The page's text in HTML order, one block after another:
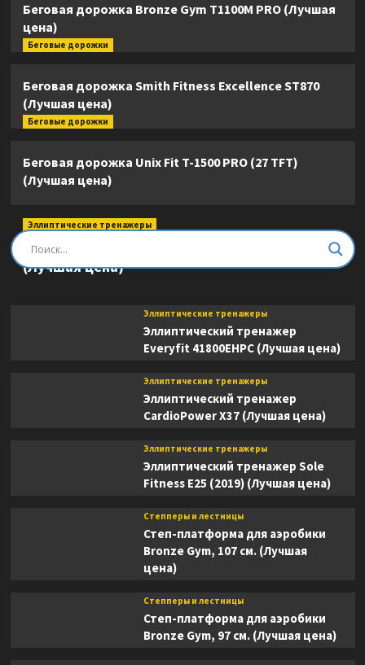
Беговая дорожка Bronze Gym T1100M PRO (Лучшая
цена)
Беговые дорожки
Беговая дорожка Smith Fitness Excellence ST870
(Лучшая цена)
Беговые дорожки
Беговая дорожка Unix Fit T-1500 PRO (27 TFT)
(Лучшая цена)
Эллиптические тренажеры
Эллиптический тренажер DFC E8745T
(Лучшая цена)
Эллиптические тренажеры
Эллиптический тренажер
Everyfit 41800EHPC (Лучшая цена)
Эллиптические тренажеры
Эллиптический тренажер
CardioPower X37 (Лучшая цена)
Эллиптические тренажеры
Эллиптический тренажер Sole
Fitness E25 (2019) (Лучшая цена)
Степперы и лестницы
Степ-платформа для аэробики
Bronze Gym, 107 см. (Лучшая
цена)
Степперы и лестницы
Степ-платформа для аэробики
Bronze Gym, 97 см. (Лучшая цена)